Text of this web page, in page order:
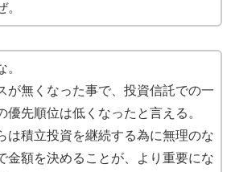
。
。
が無くなった事で、投資信託での一
優先順位は低くなったと言える。
は積立投資を継続する為に無理のな
金額を決めることが、より重要にな